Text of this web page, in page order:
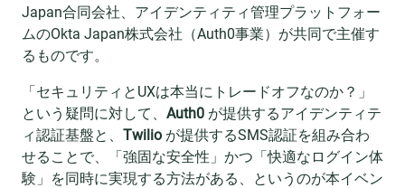
Japan合同会社、アイデンティティ管理プラットフォー
ムのOkta Japan株式会社（Auth0事業）が共同で主催す
るものです。
「セキュリティとUXは本当にトレードオフなのか？」
という疑問に対して、 Auth0 が提供するアイデンティテ
ィ認証基盤と、 Twilio が提供するSMS認証を組み合わ
せることで、「強固な安全性」かつ「快適なログイン体
験」を同時に実現する方法がある、というのが本イベン